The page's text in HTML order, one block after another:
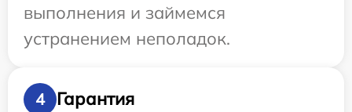
выполнения и займемся
устранением неполадок.
4 Гарантия